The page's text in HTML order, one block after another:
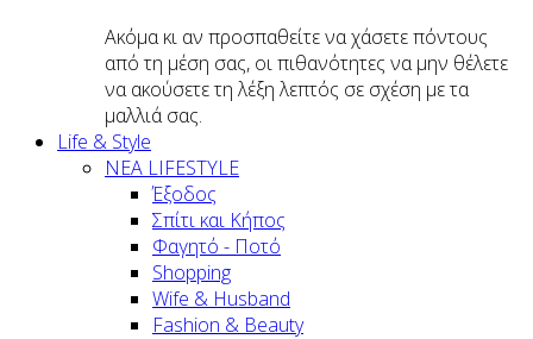
Ακόμα κι αν προσπαθείτε να χάσετε πόντους
από τη μέση σας, οι πιθανότητες να μην θέλετε
να ακούσετε τη λέξη λεπτός σε σχέση με τα
μαλλιά σας.
Life & Style
ΝΕΑ LIFESTYLE
Έξοδος
Σπίτι και Κήπος
Φαγητό - Ποτό
Shopping
Wife & Husband
Fashion & Beauty